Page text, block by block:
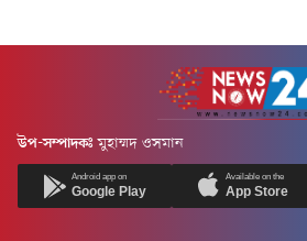
উপ-সম্পাদকঃ মুহাম্মদ ওসমান
Android app on
Google Play
Available on the
App Store